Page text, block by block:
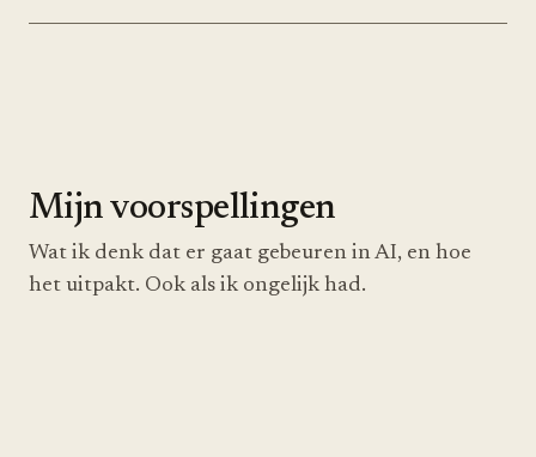
Mijn voorspellingen
Wat ik denk dat er gaat gebeuren in AI, en hoe
het uitpakt. Ook als ik ongelijk had.